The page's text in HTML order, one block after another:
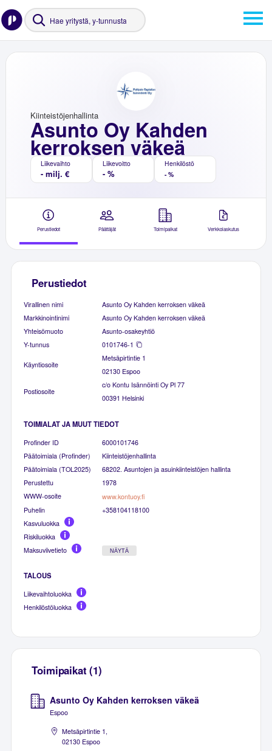
Asunto Oy Kahden
kerroksen väkeä
Kiinteistöjenhallinta
Liikevaihto
- milj. €
Liikevoitto
- %
Henkilöstö
- %
Perustiedot Päättäjät Toimipaikat Verkkolaskutus
Perustiedot
Virallinen nimi
Asunto Oy Kahden kerroksen väkeä
Markkinointinimi
Asunto Oy Kahden kerroksen väkeä
Yhteisömuoto
Asunto-osakeyhtiö
Y-tunnus
0101746-1
Käyntiosoite
Metsäpirtintie 1
02130 Espoo
Postiosoite
c/o Kontu Isännöinti Oy Pl 77
00391 Helsinki
TOIMIALAT JA MUUT TIEDOT
Profinder ID
6000101746
Päätoimiala (Profinder)
Kiinteistöjenhallinta
Päätoimiala (TOL2025)
68202. Asuntojen ja asuinkiinteistöjen hallinta
Perustettu
1978
WWW-osoite
www.kontuoy.fi
Puhelin
+358104118100
Kasvuluokka
Riskiluokka
Maksuviivetieto
NÄYTÄ
TALOUS
Liikevaihtoluokka
Henkilöstöluokka
Toimipaikat (1)
Asunto Oy Kahden kerroksen väkeä
Espoo
Metsäpirtintie 1,
02130 Espoo